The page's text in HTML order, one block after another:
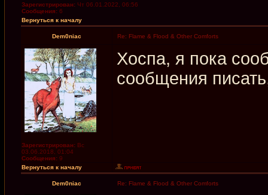
Зарегистрирован: Чт 06.01.2022, 06:56
Сообщения: 6
Вернуться к началу
Dem0niac Re: Flame & Flood & Other Comforts
Зарегистрирован: Вс
03.06.2018, 01:04
Сообщения: 9
Хоспа, я пока
сообщения
Вернуться к началу
Dem0niac Re: Flame & Flood & Other Comforts